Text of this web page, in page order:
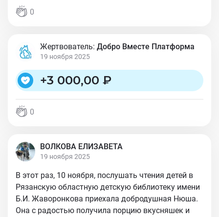
0
Жертвователь: Добро Вместе Платформа
19 ноября 2025
+3 000,00 ₽
0
ВОЛКОВА ЕЛИЗАВЕТА
19 ноября 2025
В этот раз, 10 ноября, послушать чтения детей в
Рязанскую областную детскую библиотеку имени
Б.И. Жаворонкова приехала добродушная Нюша.
Она с радостью получила порцию вкусняшек и